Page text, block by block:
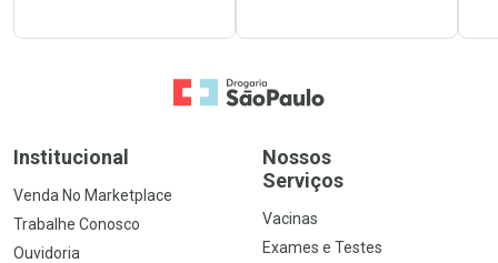
Ir para a Home
Institucional
Venda No Marketplace
Trabalhe Conosco
Ouvidoria
Nossos
Serviços
Vacinas
Exames e Testes